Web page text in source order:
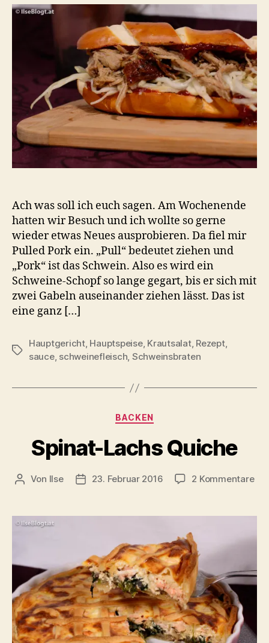
im
mit
und
BBQ-
Ach was soll ich euch sagen. Am Wochenende
hatten wir Besuch und ich wollte so gerne
wieder etwas Neues ausprobieren. Da fiel mir
Pulled Pork ein. „Pull“ bedeutet ziehen und
„Pork“ ist das Schwein. Also es wird ein
Schweine-Schopf so lange gegart, bis er sich mit
zwei Gabeln auseinander ziehen lässt. Das ist
eine ganz […]
Schlagwörter
Hauptgericht, Hauptspeise, Krautsalat, Rezept,
sauce, schweinefleisch, Schweinsbraten
Kategorien
BACKEN
Spinat-Lachs Quiche
Beitragsautor
Von Ilse Beitragsdatum
23. Februar 2016 2 Kommentarezu